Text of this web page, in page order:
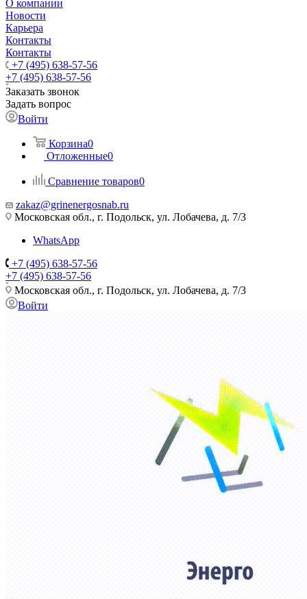
О компании
Новости
Карьера
Контакты
Контакты
+7 (495) 638-57-56
+7 (495) 638-57-56
Заказать звонок
Задать вопрос
Войти
Корзина0
Отложенные0
Сравнение товаров0
zakaz@grinenergosnab.ru
Московская обл., г. Подольск, ул. Лобачева, д. 7/3
WhatsApp
+7 (495) 638-57-56
+7 (495) 638-57-56
Московская обл., г. Подольск, ул. Лобачева, д. 7/3
Войти